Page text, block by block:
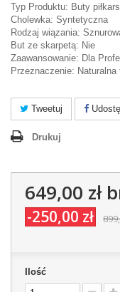
Typ Produktu: Buty
Cholewka: Syntetyczna
Rodzaj wiązania:
But ze skarpetą: Nie
Zaawansowanie: Dla
Przeznaczenie: Naturalna
Tweetuj
Drukuj
649,00 zł
-250,00 zł
Ilość